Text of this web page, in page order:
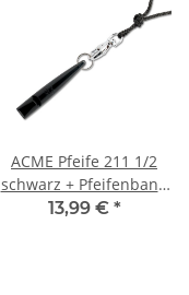
ACME Pfeife 211 1/2
schwarz + Pfeifenband
kostenlos
13,99 € *